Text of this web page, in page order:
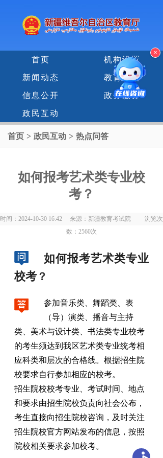
首页 机构设置
新闻动态 教育专题
信息公开 政务服务
政民互动
首页 > 政民互动 > 热点问答
如何报考艺术类专业校
考？
时间：2024-10-30 16:42 来源：新疆教育考试院 浏览次
数： 2560次
如何报考艺术类专业
校考 ？
参加音乐类、舞蹈类、表
（导）演类、播音与主持
类、美术与设计类、书法类专业校考
的考生须达到我区艺术类专业统考相
应科类和层次的合格线。 根据招生院
校要求自行参加相应的校考。
招生院校校考专业、考试时间、地点
和要求由招生院校负责向社会公布 ，
考生直接向招生院校咨询，及时关注
招生院校官方网站发布的信息 ， 按照
院校相关要求参加校考。
×